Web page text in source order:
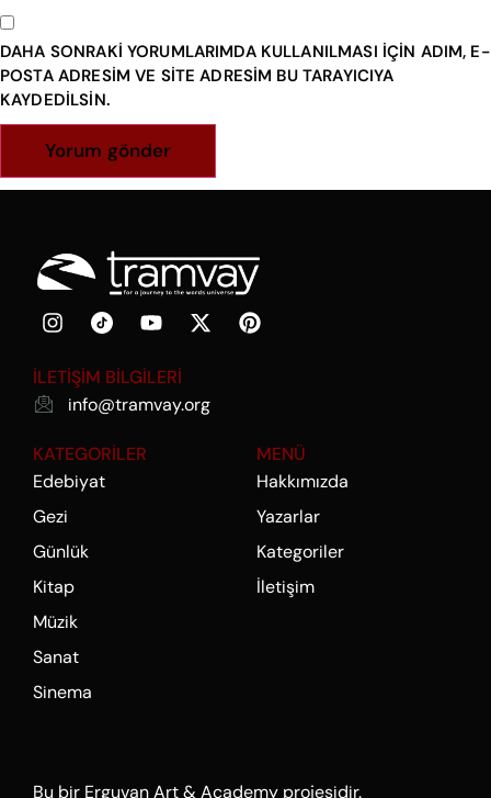
DAHA SONRAKI YORUMLARIMDA KULLANILMASI IÇIN ADIM, E-
POSTA ADRESIM VE SITE ADRESIM BU TARAYICIYA
KAYDEDILSIN.
İLETİŞİM BİLGİLERİ
info@tramvay.org
KATEGORİLER
Edebiyat
Gezi
Günlük
Kitap
Müzik
Sanat
Sinema
MENÜ
Hakkımızda
Yazarlar
Kategoriler
İletişim
Bu bir Erguvan Art & Academy projesidir.